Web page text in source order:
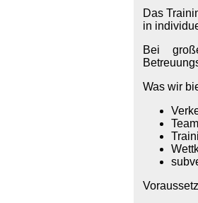
Das
in
Bei
Was wir